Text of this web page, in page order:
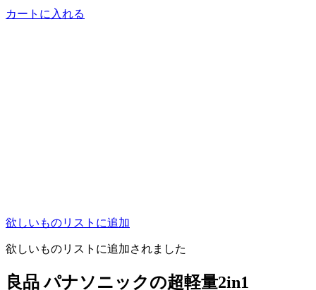
カートに入れる
欲しいものリストに追加
欲しいものリストに追加されました
良品 パナソニックの超軽量2in1